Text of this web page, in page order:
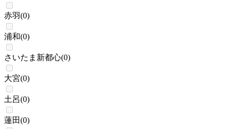
赤羽(0)
浦和(0)
さいたま新都心(0)
大宮(0)
土呂(0)
蓮田(0)